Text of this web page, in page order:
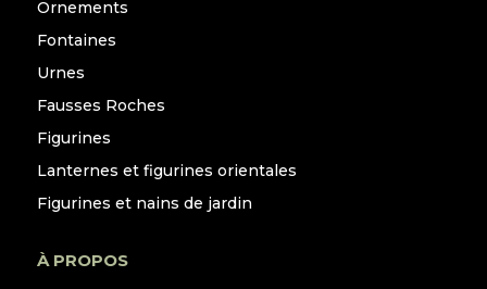
Ornements
Fontaines
Urnes
Fausses Roches
Figurines
Lanternes et figurines orientales
Figurines et nains de jardin
À PROPOS